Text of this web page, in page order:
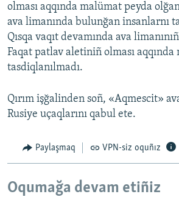
olması aqqında malümat peyda
ava limanında bulunğan insanlarnı
Qısqa vaqıt devamında ava
Faqat patlav aletiniñ olması
tasdiqlanılmadı.
Qırım işğalinden soñ, «Aqmescit»
Rusiye uçaqlarını qabul ete.
Paylaşmaq VPN-siz oquñız
Oqumağa devam etiñiz